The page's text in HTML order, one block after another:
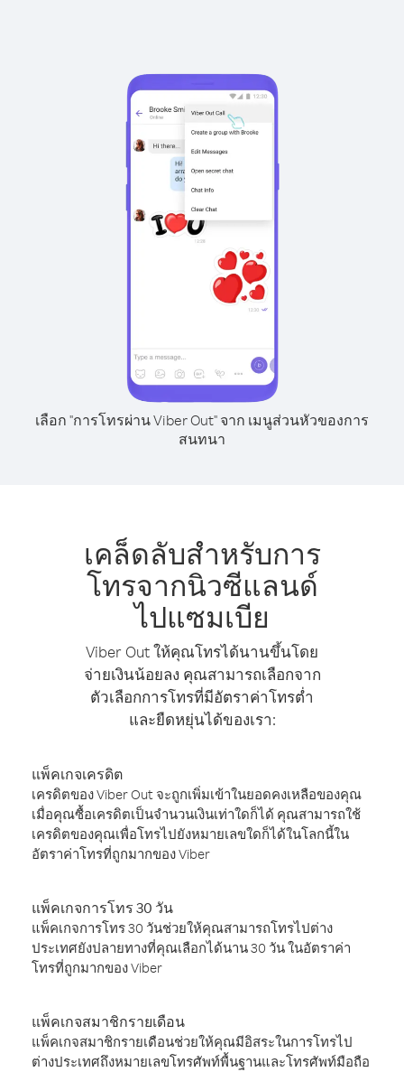
เลือก "การโทรผ่าน Viber Out" จาก เมนูส่วนหัวของการ
สนทนา
เคล็ดลับสำหรับการ
โทรจากนิวซีแลนด์
ไปแซมเบีย
Viber Out ให้คุณโทรได้นานขึ้นโดย
จ่ายเงินน้อยลง คุณสามารถเลือกจาก
ตัวเลือกการโทรที่มีอัตราค่าโทรต่ำ
และยืดหยุ่นได้ของเรา:
แพ็คเกจเครดิต
เครดิตของ Viber Out จะถูกเพิ่มเข้าในยอดคงเหลือของคุณ
เมื่อคุณซื้อเครดิตเป็นจำนวนเงินเท่าใดก็ได้ คุณสามารถใช้
เครดิตของคุณเพื่อโทรไปยังหมายเลขใดก็ได้ในโลกนี้ใน
อัตราค่าโทรที่ถูกมากของ Viber
แพ็คเกจการโทร 30 วัน
แพ็คเกจการโทร 30 วันช่วยให้คุณสามารถโทรไปต่าง
ประเทศยังปลายทางที่คุณเลือกได้นาน 30 วัน ในอัตราค่า
โทรที่ถูกมากของ Viber
แพ็คเกจสมาชิกรายเดือน
แพ็คเกจสมาชิกรายเดือนช่วยให้คุณมีอิสระในการโทรไป
ต่างประเทศถึงหมายเลขโทรศัพท์พื้นฐานและโทรศัพท์มือถือ